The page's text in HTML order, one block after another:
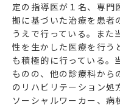
定の指導医が１名、専門
拠に基づいた治療を患者
うえで行っている。また
性を生かした医療を行う
も積極的に行っている。
ものの、他の診療科から
のリハビリテーション処
ソーシャルワーカー、病